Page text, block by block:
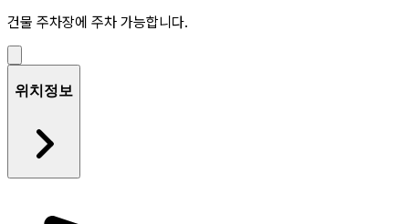
건물 주차장에 주차 가능합니다.
위치정보